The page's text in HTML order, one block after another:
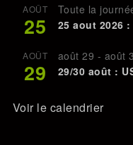
AOÛT
25
Toute la
25 aout 2026 :
AOÛT
29
août 29 - août
29/30 août :
Voir le calendrier